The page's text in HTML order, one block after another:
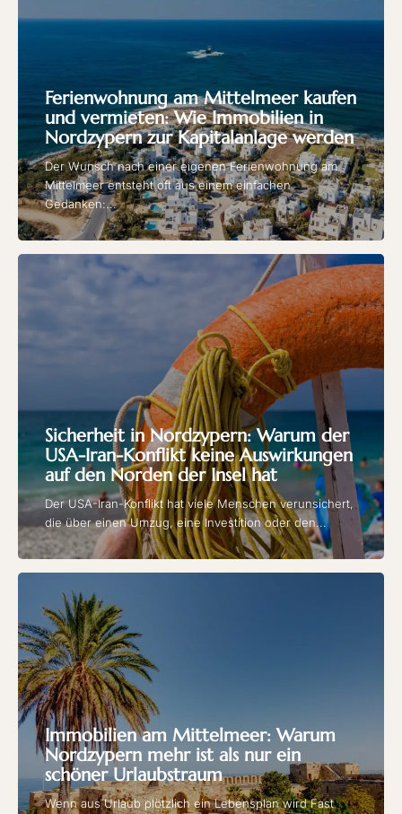
Ferienwohnung am Mittelmeer kaufen
und vermieten: Wie Immobilien in
Nordzypern zur Kapitalanlage werden
Der Wunsch nach einer eigenen Ferienwohnung am
Mittelmeer entsteht oft aus einem einfachen
Gedanken:...
Sicherheit in Nordzypern: Warum der
USA-Iran-Konflikt keine Auswirkungen
auf den Norden der Insel hat
Der USA-Iran-Konflikt hat viele Menschen verunsichert,
die über einen Umzug, eine Investition oder den...
Immobilien am Mittelmeer: Warum
Nordzypern mehr ist als nur ein
schöner Urlaubstraum
Wenn aus Urlaub plötzlich ein Lebensplan wird Fast